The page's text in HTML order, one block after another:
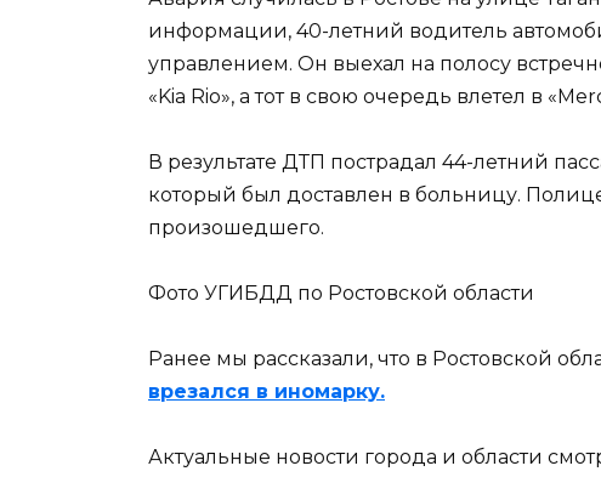
информации, 40-летний водитель
управлением. Он выехал на полосу
«Kia Rio», а тот в свою очередь влетел в
В результате ДТП пострадал 44-летний
который был доставлен в больницу.
произошедшего.
Фото УГИБДД по Ростовской области
Ранее мы рассказали, что в Ростовской
врезался в иномарку.
Актуальные новости города и области